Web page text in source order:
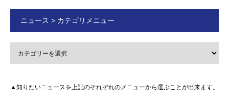
ニュース > カテゴリメニュー
▲知りたいニュースを上記のそれぞれのメニューから選ぶことが出来ます。